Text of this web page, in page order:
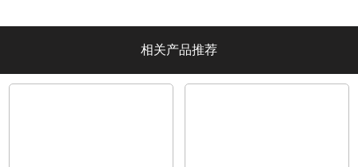
相关产品推荐